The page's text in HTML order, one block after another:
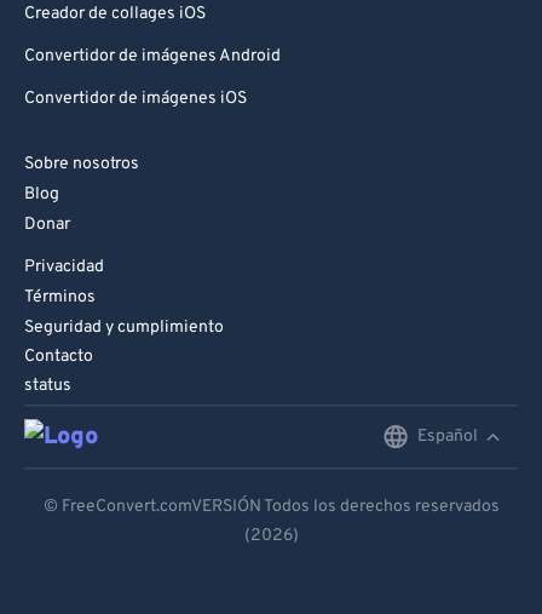
Creador de collages iOS
Convertidor de imágenes Android
Convertidor de imágenes iOS
Sobre nosotros
Blog
Donar
Privacidad
Términos
Seguridad y cumplimiento
Contacto
status
Español
Español
© FreeConvert.comVERSIÓN Todos los derechos reservados
(2026)